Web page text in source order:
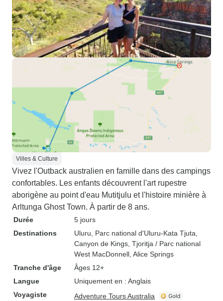
Villes & Culture
Vivez l'Outback australien en famille dans des campings
confortables. Les enfants découvrent l'art rupestre
aborigène au point d'eau Mutitjulu et l'histoire minière à
Arltunga Ghost Town. À partir de 8 ans.
Durée
5 jours
Destinations
Uluru , Parc national d'Uluru-Kata Tjuta
Canyon de Kings , Tjoritja / Parc national
West MacDonnell , Alice Springs
Tranche d'âge
Âges 12+
Langue
Uniquement en : Anglais
Voyagiste
Adventure Tours Australia